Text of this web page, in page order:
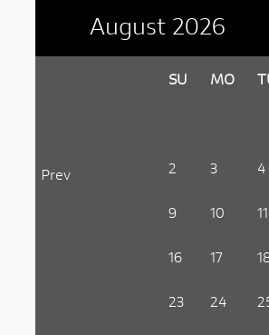
Prev
August 2026
SU MO
2 3 4
9 10 11
16 17
23 24